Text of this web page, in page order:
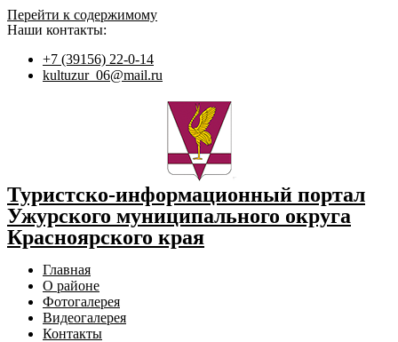
Перейти к содержимому
Наши контакты:
+7 (39156) 22-0-14
kultuzur_06@mail.ru
Туристско-информационный портал
Ужурского муниципального округа
Красноярского края
Главная
О районе
Фотогалерея
Видеогалерея
Контакты